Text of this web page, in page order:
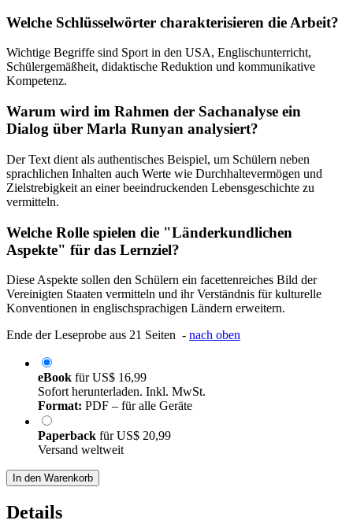
Welche Schlüsselwörter charakterisieren die Arbeit?
Wichtige Begriffe sind Sport in den USA, Englischunterricht,
Schülergemäßheit, didaktische Reduktion und kommunikative
Kompetenz.
Warum wird im Rahmen der Sachanalyse ein
Dialog über Marla Runyan analysiert?
Der Text dient als authentisches Beispiel, um Schülern neben
sprachlichen Inhalten auch Werte wie Durchhaltevermögen und
Zielstrebigkeit an einer beeindruckenden Lebensgeschichte zu
vermitteln.
Welche Rolle spielen die "Länderkundlichen
Aspekte" für das Lernziel?
Diese Aspekte sollen den Schülern ein facettenreiches Bild der
Vereinigten Staaten vermitteln und ihr Verständnis für kulturelle
Konventionen in englischsprachigen Ländern erweitern.
Ende der Leseprobe aus 21 Seiten - nach oben
eBook fürUS$ 16,99
Sofort herunterladen. Inkl. MwSt.
Format: PDF – für alle Geräte
Paperback fürUS$ 20,99
Versand weltweit
In den Warenkorb
Details